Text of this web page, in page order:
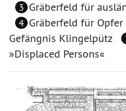
3 Gräberfeld für
4 Gräberfeld für
Gefängnis Klingelpütz
»Displaced Persons«